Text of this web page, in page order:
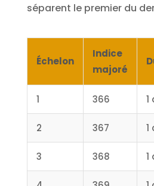
séparent le premier du
Échelon
Indice
majoré
1 366 1
2 367 1
3 368 1